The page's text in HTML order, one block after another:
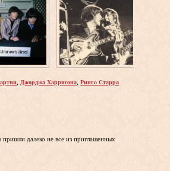
, Джорджа Харрисона, Ринго Старра
далеко не все из приглашенных